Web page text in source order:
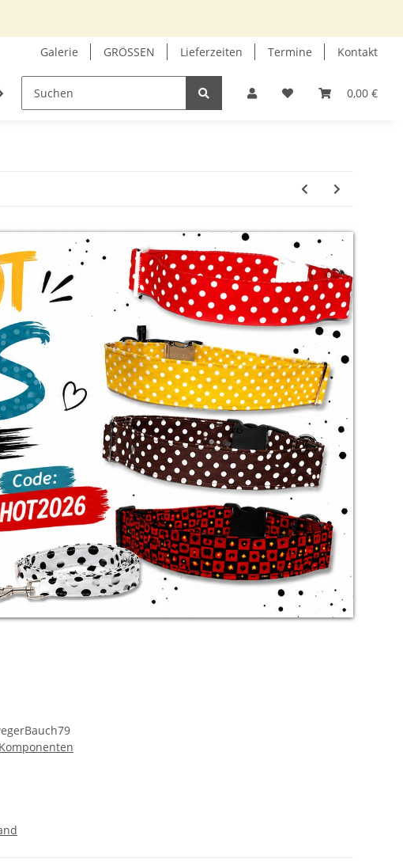
Galerie GRÖSSEN Lieferzeiten Termine Kontakt
0,00 €
GUTSCHEIN INFOECKE